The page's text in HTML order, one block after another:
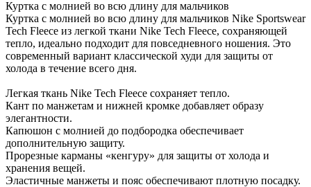
Куртка с молнией во всю длину для мальчиков
Куртка с молнией во всю длину для мальчиков Nike Sportswear
Tech Fleece из легкой ткани Nike Tech Fleece, сохраняющей
тепло, идеально подходит для повседневного ношения. Это
современный вариант классической худи для защиты от
холода в течение всего дня.
Легкая ткань Nike Tech Fleece сохраняет тепло.
Кант по манжетам и нижней кромке добавляет образу
элегантности.
Капюшон с молнией до подбородка обеспечивает
дополнительную защиту.
Прорезные карманы «кенгуру» для защиты от холода и
хранения вещей.
Эластичные манжеты и пояс обеспечивают плотную посадку.